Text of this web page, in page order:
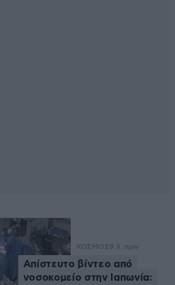
ΚΟΣΜΟΣ9 λ. πριν
Απίστευτο βίντεο από
νοσοκομείο στην Ιαπωνία: